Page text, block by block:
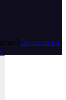
| Политика в